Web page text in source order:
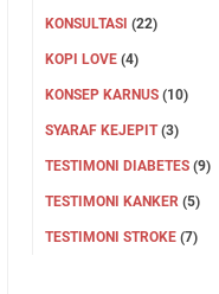
KONSULTASI (22)
KOPI LOVE (4)
KONSEP KARNUS (10)
SYARAF KEJEPIT (3)
TESTIMONI DIABETES (9)
TESTIMONI KANKER (5)
TESTIMONI STROKE (7)